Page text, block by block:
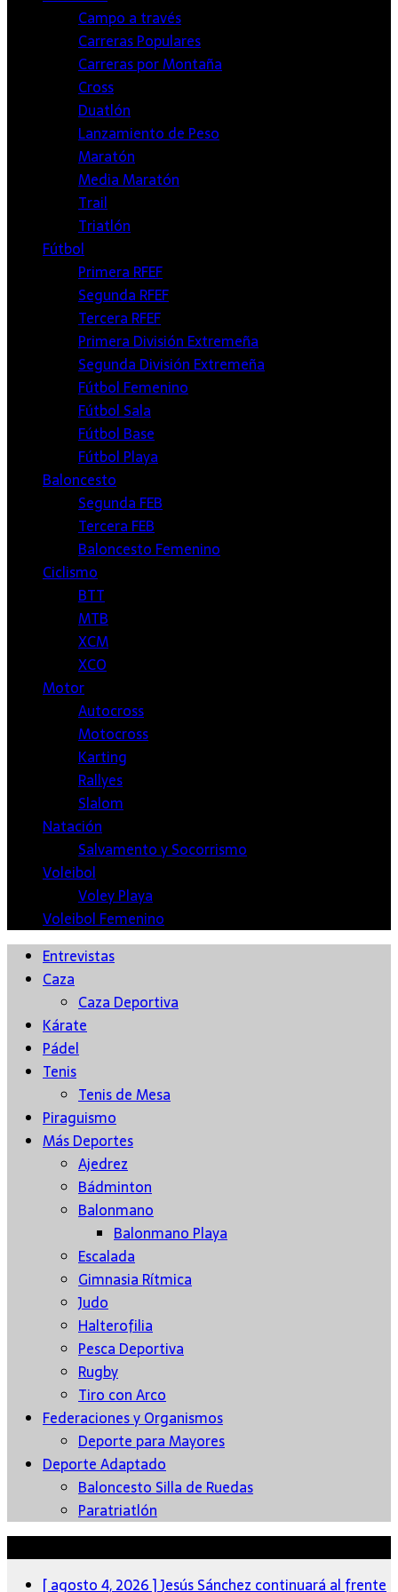
Campo a través
Carreras Populares
Carreras por Montaña
Cross
Duatlón
Lanzamiento de Peso
Maratón
Media Maratón
Trail
Triatlón
Fútbol
Primera RFEF
Segunda RFEF
Tercera RFEF
Primera División Extremeña
Segunda División Extremeña
Fútbol Femenino
Fútbol Sala
Fútbol Base
Fútbol Playa
Baloncesto
Segunda FEB
Tercera FEB
Baloncesto Femenino
Ciclismo
BTT
MTB
XCM
XCO
Motor
Autocross
Motocross
Karting
Rallyes
Slalom
Natación
Salvamento y Socorrismo
Voleibol
Voley Playa
Voleibol Femenino
Entrevistas
Caza
Caza Deportiva
Kárate
Pádel
Tenis
Tenis de Mesa
Piraguismo
Más Deportes
Ajedrez
Bádminton
Balonmano
Balonmano Playa
Escalada
Gimnasia Rítmica
Judo
Halterofilia
Pesca Deportiva
Rugby
Tiro con Arco
Federaciones y Organismos
Deporte para Mayores
Deporte Adaptado
Baloncesto Silla de Ruedas
Paratriatlón
[ agosto 4, 2026 ]Jesús Sánchez continuará al frente